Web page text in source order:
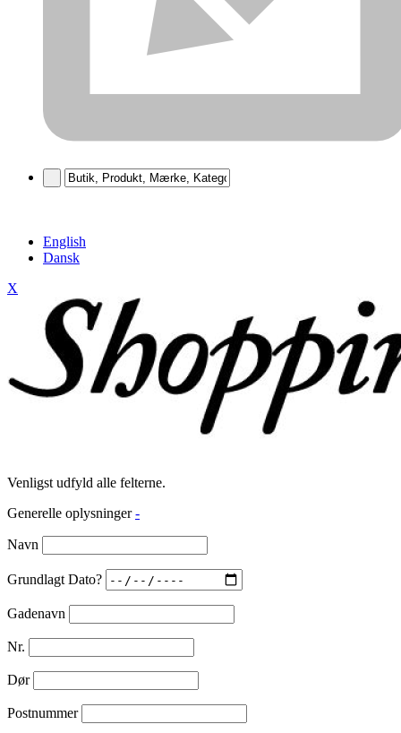
English
Dansk
X
Venligst udfyld alle felterne.
Generelle oplysninger -
Navn
Grundlagt Dato?
Gadenavn
Nr.
Dør
Postnummer